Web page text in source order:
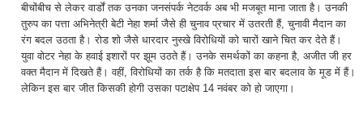
बीचोंबीच से लेकर वार्डों तक उनका जनसंपर्क नेटवर्क अब भी मजबूत माना जाता है। उनकी
तुरुप का पत्ता अभिनेत्री बेटी नेहा शर्मा जैसे ही चुनाव प्रचार में उतरती हैं, चुनावी मैदान का
रंग बदल उठता है। रोड शो जैसे धारदार नुस्खे विरोधियों को चारों खाने चित कर देते हैं।
युवा वोटर नेहा के हवाई इशारों पर झूम उठते हैं। उनके समर्थकों का कहना है, अजीत जी हर
वक्त मैदान में दिखते हैं। वहीं, विरोधियों का तर्क है कि मतदाता इस बार बदलाव के मूड में हैं।
लेकिन इस बार जीत किसकी होगी उसका पटाक्षेप 14 नवंबर को हो जाएगा।